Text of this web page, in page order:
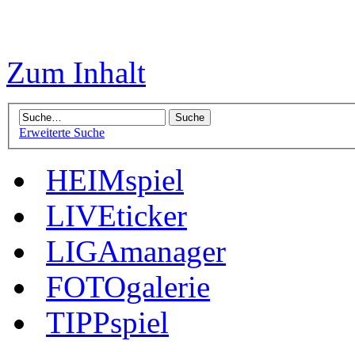
Zum Inhalt
Erweiterte Suche
HEIMspiel
LIVEticker
LIGAmanager
FOTOgalerie
TIPPspiel